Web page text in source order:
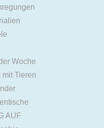
Woche
mit Tieren
AUF